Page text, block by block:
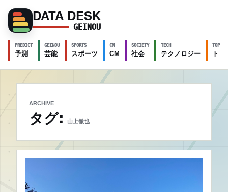
DATA DESK
GEINOU
PREDICT
予測
GEINOU
芸能
SPORTS
スポーツ
CM
CM
SOCIETY
社会
TECH
テクノロジー
TOPICS
ト
ARCHIVE
タグ: 山上徹也